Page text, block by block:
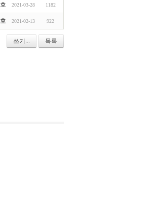
2021-03-28 1182
2021-02-13 922
쓰기... 목록